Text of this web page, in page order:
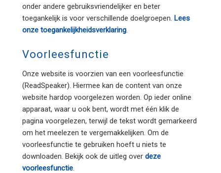
onder andere gebruiksvriendelijker en beter
toegankelijk is voor verschillende doelgroepen. Lees
onze toegankelijkheidsverklaring.
Voorleesfunctie
Onze website is voorzien van een voorleesfunctie
(ReadSpeaker). Hiermee kan de content van onze
website hardop voorgelezen worden. Op ieder online
apparaat, waar u ook bent, wordt met één klik de
pagina voorgelezen, terwijl de tekst wordt gemarkeerd
om het meelezen te vergemakkelijken. Om de
voorleesfunctie te gebruiken hoeft u niets te
downloaden. Bekijk ook de uitleg over deze
voorleesfunctie.